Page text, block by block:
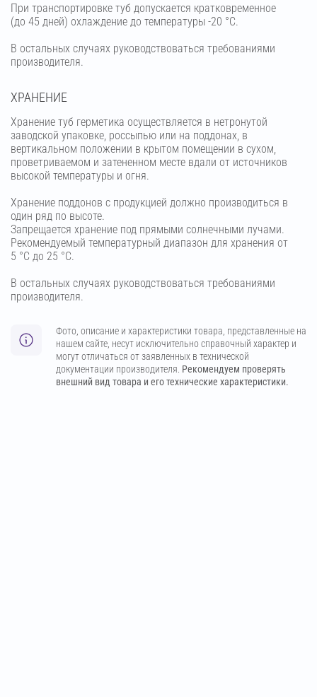
При транспортировке туб допускается кратковременное
(до 45 дней) охлаждение до температуры -20 °С.
В остальных случаях руководствоваться требованиями
производителя.
ХРАНЕНИЕ
Хранение туб герметика осуществляется в нетронутой
заводской упаковке, россыпью или на поддонах, в
вертикальном положении в крытом помещении в сухом,
проветриваемом и затененном месте вдали от источников
высокой температуры и огня.
Хранение поддонов с продукцией должно производиться в
один ряд по высоте.
Запрещается хранение под прямыми солнечными лучами.
Рекомендуемый температурный диапазон для хранения от
5 °С до 25 °С.
В остальных случаях руководствоваться требованиями
производителя.
Фото, описание и характеристики товара, представленные на
нашем сайте, несут исключительно справочный характер и
могут отличаться от заявленных в технической
документации производителя. Рекомендуем проверять
внешний вид товара и его технические характеристики.